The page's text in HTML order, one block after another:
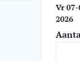
Vr
2026